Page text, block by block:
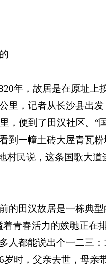
年，故居是在原址上
里，记者从长沙县出
，便到了田汉社区。“
到一幢土砖大屋青瓦
村民说，这条国歌大
田汉故居是一栋典型
着青春活力的娭毑正在
人都能说出个一二三
岁时，父亲去世，母亲